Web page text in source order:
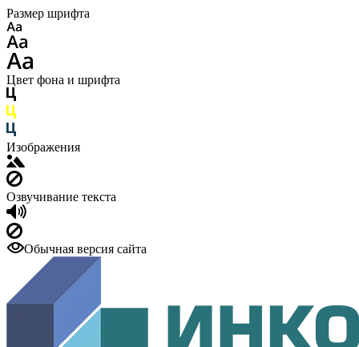
Размер шрифта
Цвет фона и шрифта
Изображения
Озвучивание текста
Обычная версия сайта